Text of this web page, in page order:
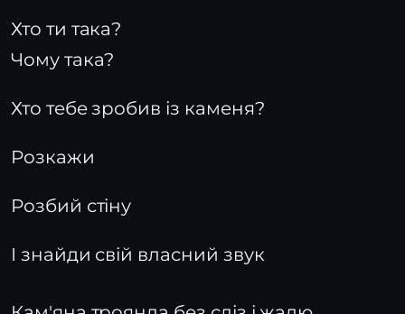
Хто ти така?
Чому така?
Хто тебе зробив із каменя?
Розкажи
Розбий стіну
І знайди свій власний звук